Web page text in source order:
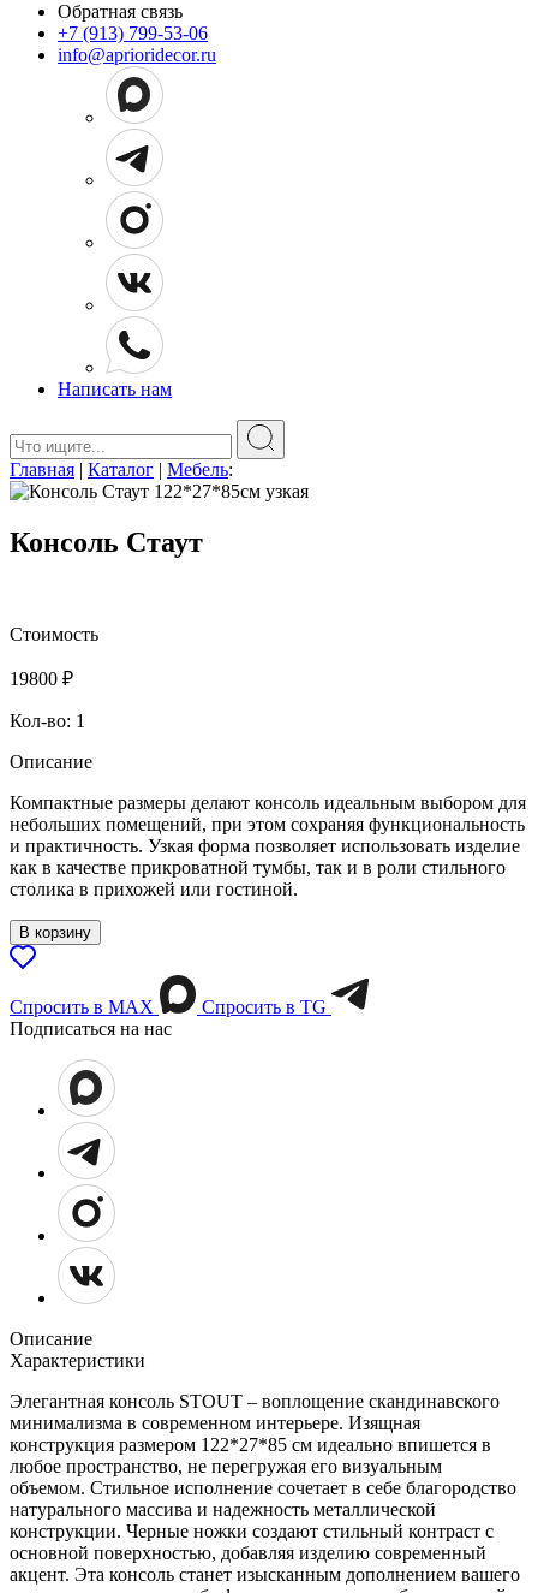
Обратная связь
+7 (913) 799-53-06
info@aprioridecor.ru
Написать нам
Главная | Каталог | Мебель:
Консоль Стаут
Стоимость
19800 ₽
Кол-во: 1
Описание
Компактные размеры делают консоль идеальным выбором для
небольших помещений, при этом сохраняя функциональность
и практичность. Узкая форма позволяет использовать изделие
как в качестве прикроватной тумбы, так и в роли стильного
столика в прихожей или гостиной.
В корзину
Спросить в МАХ
Спросить в TG
Подписаться на нас
Описание
Характеристики
Элегантная консоль STOUT – воплощение скандинавского
минимализма в современном интерьере. Изящная
конструкция размером 122*27*85 см идеально впишется в
любое пространство, не перегружая его визуальным
объемом. Стильное исполнение сочетает в себе благородство
натурального массива и надежность металлической
конструкции. Черные ножки создают стильный контраст с
основной поверхностью, добавляя изделию современный
акцент. Эта консоль станет изысканным дополнением вашего